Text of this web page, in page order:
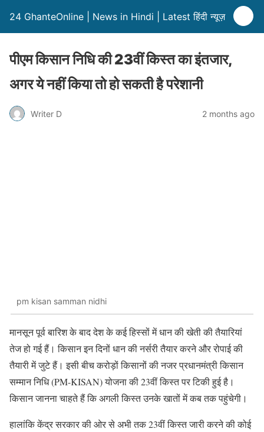
24 GhanteOnline | News in Hindi | Latest हिंदी न्यूज़
पीएम किसान निधि की 23वीं किस्त का इंतजार,
अगर ये नहीं किया तो हो सकती है परेशानी
Writer D 2 months ago
pm kisan samman nidhi
मानसून पूर्व बारिश के बाद देश के कई हिस्सों में धान की खेती की तैयारियां
तेज हो गई हैं। किसान इन दिनों धान की नर्सरी तैयार करने और रोपाई की
तैयारी में जुटे हैं। इसी बीच करोड़ों किसानों की नजर प्रधानमंत्री किसान
सम्मान निधि (PM-KISAN) योजना की 23वीं किस्त पर टिकी हुई है।
किसान जानना चाहते हैं कि अगली किस्त उनके खातों में कब तक पहुंचेगी।
हालांकि केंद्र सरकार की ओर से अभी तक 23वीं किस्त जारी करने की कोई